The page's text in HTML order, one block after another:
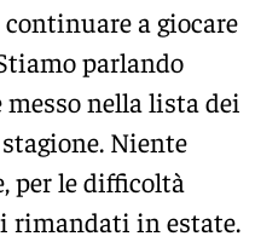
a giocare
parlando
messo nella lista dei
Niente
per le difficoltà
rimandati in estate.